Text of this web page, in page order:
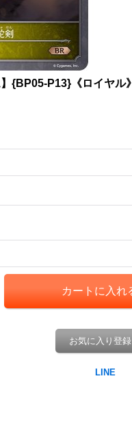
{BP05-P13}《ロイヤル》
お気に入り登録